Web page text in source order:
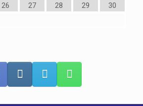
26 27 28 29
30